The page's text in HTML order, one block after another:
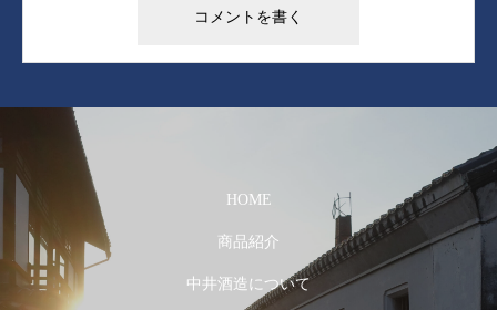
HOME
商品紹介
中井酒造について